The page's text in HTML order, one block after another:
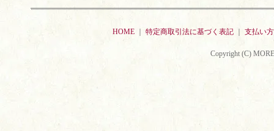
HOME 特定商取引法に基づく表記 支払い
Copyright (C)